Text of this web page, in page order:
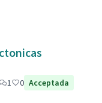
1 0 Acceptada